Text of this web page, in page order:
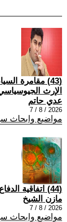
(43) مقامرة
الإرث الجيوسياسي
عدي حاتم
2026 / 8 / 7
مواضيع وابحاث
(44) اتفاقية الدفاع المشترك... رسالة ردع إلى إيران
مازن الشيخ
2026 / 8 / 7
مواضيع وابحاث